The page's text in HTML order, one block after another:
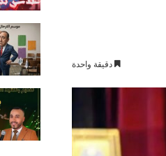
دقيقة واحدة